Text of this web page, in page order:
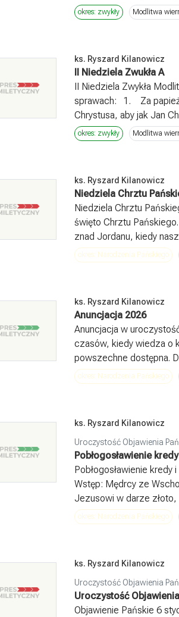
okres: zwykły Modlitwa
ks. Ryszard Kilanowicz
II Niedziela Zwukła A
II Niedziela Zwykła
sprawach: 1. Za
Chrystusa, aby jak Jan
okres: zwykły Modlitwa
ks. Ryszard Kilanowicz
Niedziela Chrztu
Niedziela Chrztu
święto Chrztu
znad Jordanu, kiedy
okres: Narodzenia Pańskiego
ks. Ryszard Kilanowicz
Anuncjacja 2026
Anuncjacja w
czasów, kiedy wiedza o
powszechne dostępna.
okres: Narodzenia Pańskiego
ks. Ryszard Kilanowicz
Uroczystość Objawienia
Pobłogosławienie
Pobłogosławienie
Wstęp: Mędrcy ze
Jezusowi w darze złoto,
okres: Narodzenia Pańskiego
ks. Ryszard Kilanowicz
Uroczystość Objawienia
Uroczystość
Objawienie Pańskie 6